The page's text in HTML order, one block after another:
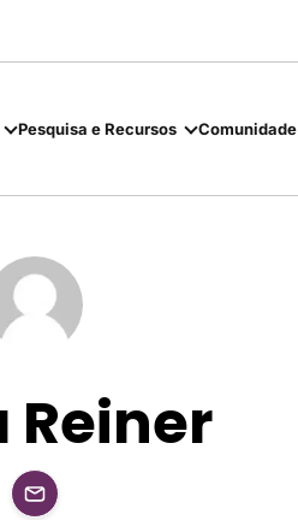
Pesquisa e Recursos Comunidade
Reiner